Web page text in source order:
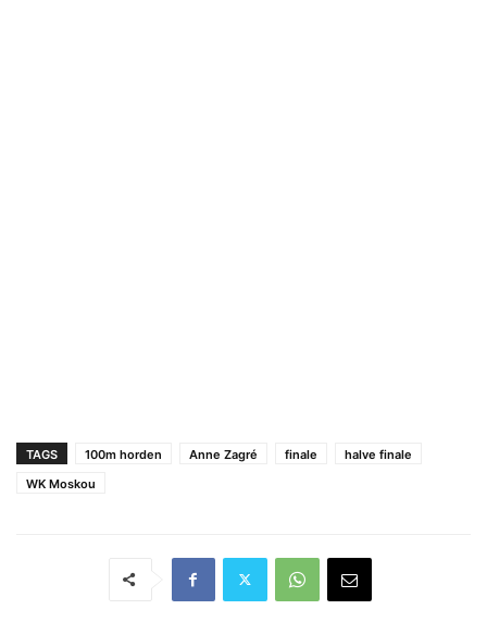
TAGS 100m horden Anne Zagré finale
halve finale
WK Moskou